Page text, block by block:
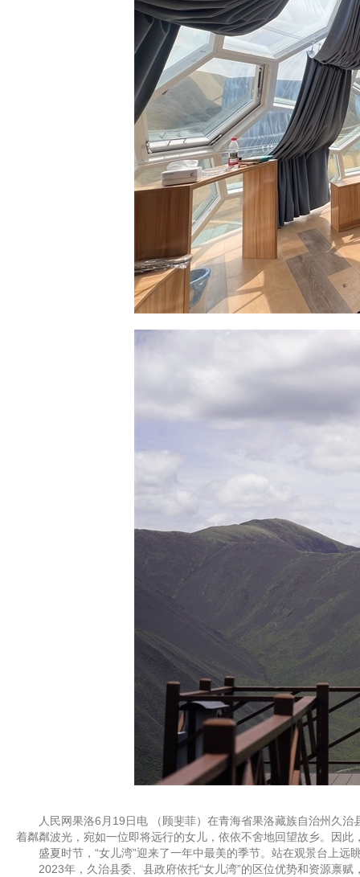
人民网果洛6月19日电 （顾斐菲）在青海省果洛藏族自治州久治
着粼粼波光，宛如一位即将远行的女儿，依依不舍地回望故乡。因此
盛夏时节，“女儿湾”迎来了一年中最美的季节。站在观景台上远
2023年，久治县委、县政府依托“女儿湾”的区位优势和资源禀赋